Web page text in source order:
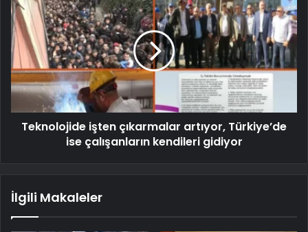
Teknolojide işten çıkarmalar artıyor, Türkiye’de
ise çalışanların kendileri gidiyor
İlgili Makaleler